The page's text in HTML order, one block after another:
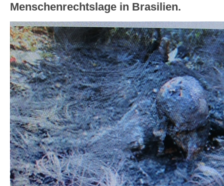
Menschenrechtslage in Brasilien.